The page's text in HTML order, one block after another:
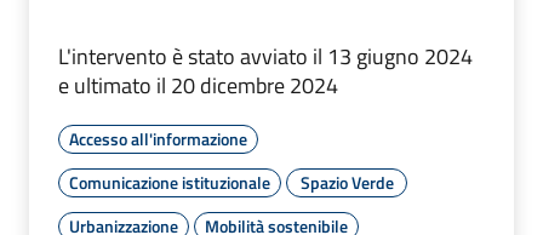
L'intervento è stato avviato il 13 giugno 2024
e ultimato il 20 dicembre 2024
Accesso all'informazione
Comunicazione istituzionale
Spazio Verde
Urbanizzazione
Mobilità sostenibile